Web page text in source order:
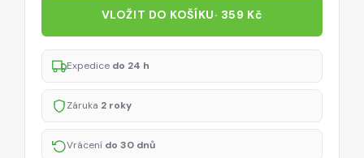
VLOŽIT DO KOŠÍKU· 359 Kč
Expedice do 24 h
Záruka 2 roky
Vrácení do 30 dnů